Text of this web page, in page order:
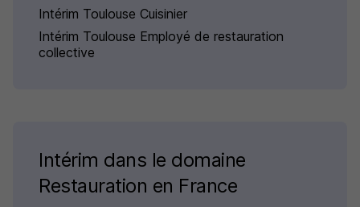
Intérim Toulouse Cuisinier
Intérim Toulouse Employé de restauration
collective
Intérim dans le domaine
Restauration en France